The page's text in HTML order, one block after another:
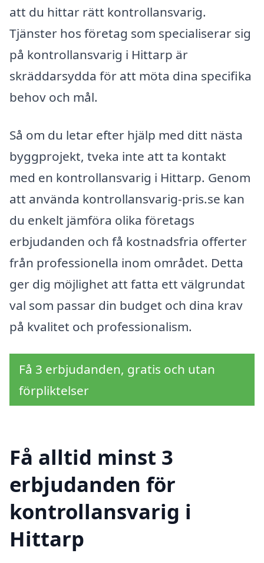
att du hittar rätt kontrollansvarig.
Tjänster hos företag som specialiserar sig
på kontrollansvarig i Hittarp är
skräddarsydda för att möta dina specifika
behov och mål.
Så om du letar efter hjälp med ditt nästa
byggprojekt, tveka inte att ta kontakt
med en kontrollansvarig i Hittarp. Genom
att använda kontrollansvarig-pris.se kan
du enkelt jämföra olika företags
erbjudanden och få kostnadsfria offerter
från professionella inom området. Detta
ger dig möjlighet att fatta ett välgrundat
val som passar din budget och dina krav
på kvalitet och professionalism.
Få 3 erbjudanden, gratis och utan
förpliktelser
Få alltid minst 3
erbjudanden för
kontrollansvarig i
Hittarp